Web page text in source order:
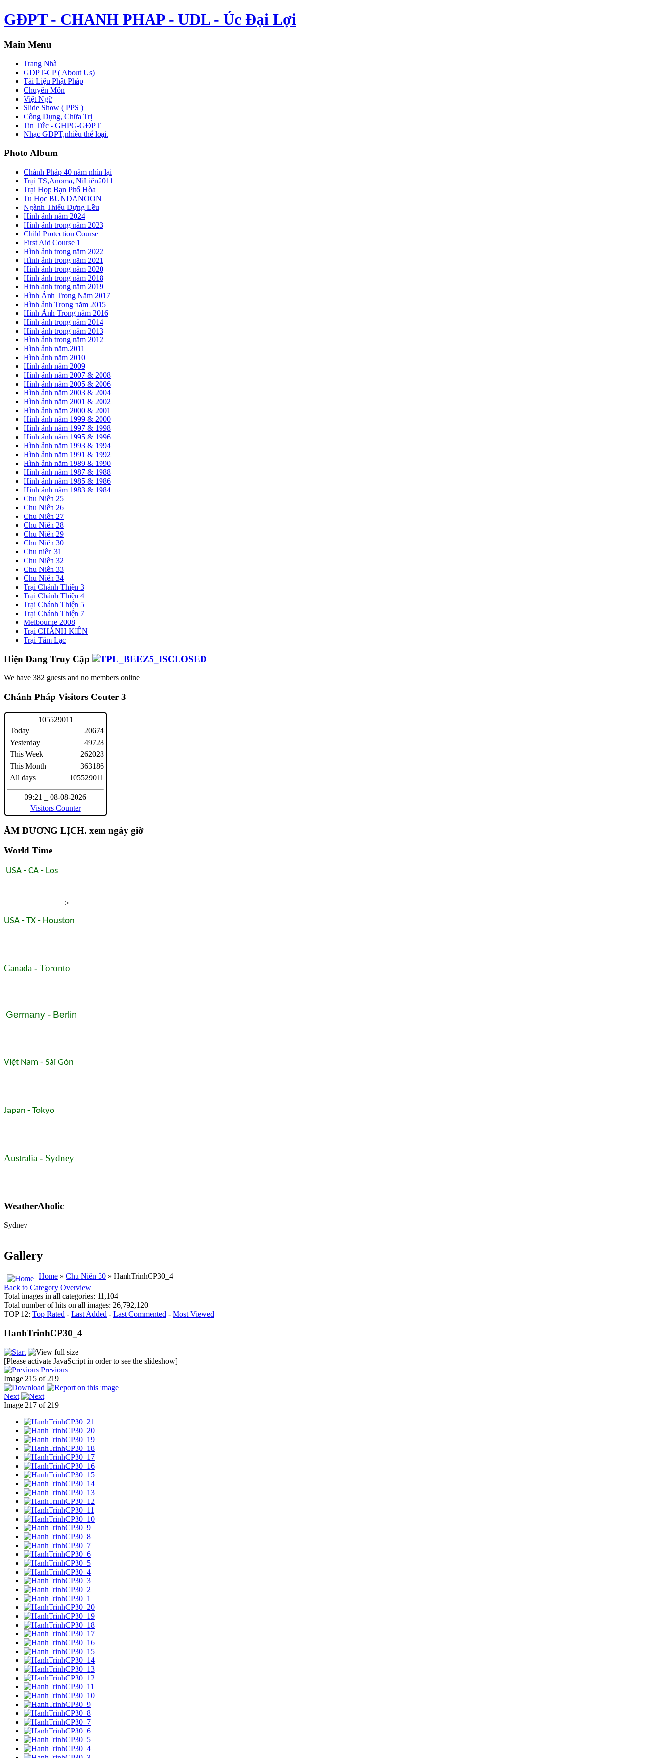
GĐPT - CHANH PHAP - UDL - Úc Đại Lợi
Main Menu
Trang Nhà
GDPT-CP ( About Us)
Tài Liệu Phật Pháp
Chuyên Môn
Việt Ngữ
Slide Show ( PPS )
Công Dụng, Chữa Trị
Tin Tức - GHPG-GĐPT
Nhạc GĐPT,nhiều thể loại.
Photo Album
Chánh Pháp 40 năm nhìn lại
Trại TS,Anoma, NiLiên2011
Trại Họp Bạn Phổ Hòa
Tu Học BUNDANOON
Ngành Thiếu Dựng Lều
Hình ảnh năm 2024
Hình ảnh trong năm 2023
Child Protection Course
First Aid Course 1
Hình ảnh trong năm 2022
Hình ảnh trong năm 2021
Hình ảnh trong năm 2020
Hình ảnh trong năm 2018
Hình ảnh trong năm 2019
Hình Ảnh Trong Năm 2017
Hình ảnh Trong năm 2015
Hình Ảnh Trong năm 2016
Hình ảnh trong năm 2014
Hình ảnh trong năm 2013
Hình ảnh trong năm 2012
Hình ảnh năm.2011
Hình ảnh năm 2010
Hình ảnh năm 2009
Hình ảnh năm 2007 & 2008
Hình ảnh năm 2005 & 2006
Hình ảnh năm 2003 & 2004
Hình ảnh năm 2001 & 2002
Hình ảnh năm 2000 & 2001
Hình ảnh năm 1999 & 2000
Hình ảnh năm 1997 & 1998
Hình ảnh năm 1995 & 1996
Hình ảnh năm 1993 & 1994
Hình ảnh năm 1991 & 1992
Hình ảnh năm 1989 & 1990
Hình ảnh năm 1987 & 1988
Hình ảnh năm 1985 & 1986
Hình ảnh năm 1983 & 1984
Chu Niên 25
Chu Niên 26
Chu Niên 27
Chu Niên 28
Chu Niên 29
Chu Niên 30
Chu niên 31
Chu Niên 32
Chu Niên 33
Chu Niên 34
Trại Chánh Thiện 3
Trại Chánh Thiện 4
Trại Chánh Thiện 5
Trại Chánh Thiện 7
Melbourne 2008
Trại CHÁNH KIÊN
Trại Tâm Lạc
Hiện Đang Truy Cập
We have 382 guests and no members online
Chánh Pháp Visitors Couter 3
105529011
Today
Yesterday
This Week
This Month
All days
20674
49728
262028
363186
105529011
09:21 _ 08-08-2026
Visitors Counter
ÂM DƯƠNG LỊCH. xem ngày giờ
World Time
USA - CA - Los
>
USA - TX - Houston
Canada - Toronto
Germany - Berlin
Việt Nam - Sài Gòn
Japan - Tokyo
Australia - Sydney
WeatherAholic
Sydney
Gallery
Home » Chu Niên 30 » HanhTrinhCP30_4
Back to Category Overview
Total images in all categories: 11,104
Total number of hits on all images: 26,792,120
TOP 12: Top Rated - Last Added - Last Commented - Most Viewed
HanhTrinhCP30_4
[Please activate JavaScript in order to see the slideshow]
Previous
Image 215 of 219
Next
Image 217 of 219